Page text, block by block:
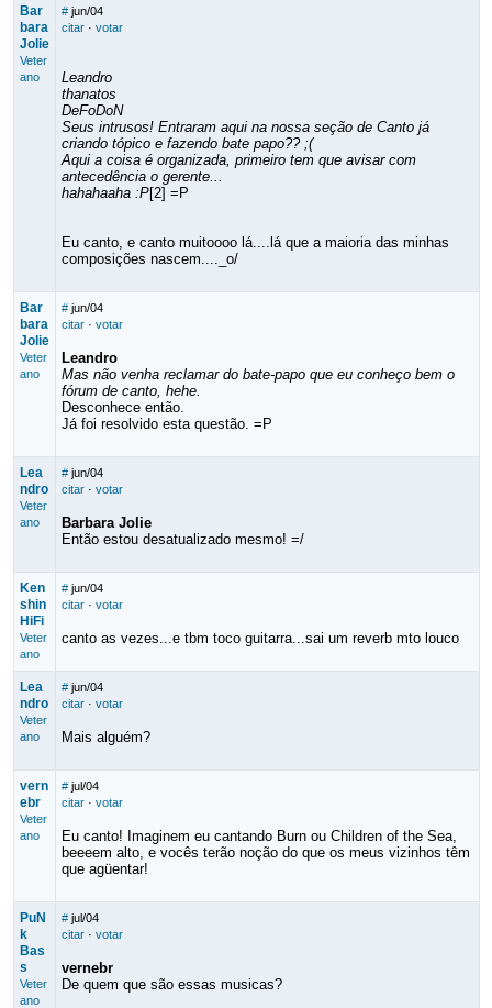
Bar
bara
Jolie
Veter
ano
# jun/04
citar· votar
Leandro
thanatos
DeFoDoN
Seus intrusos! Entraram aqui na nossa seção de Canto já
criando tópico e fazendo bate papo?? ;(
Aqui a coisa é organizada, primeiro tem que avisar com
antecedência o gerente...
hahahaaha :P[2] =P
Eu canto, e canto muitoooo lá....lá que a maioria das minhas
composições nascem...._o/
Bar
bara
Jolie
Veter
ano
# jun/04
citar· votar
Leandro
Mas não venha reclamar do bate-papo que eu conheço bem o
fórum de canto, hehe.
Desconhece então.
Já foi resolvido esta questão. =P
Lea
ndro
Veter
ano
# jun/04
citar· votar
Barbara Jolie
Então estou desatualizado mesmo! =/
Ken
shin
HiFi
Veter
ano
# jun/04
citar· votar
canto as vezes...e tbm toco guitarra...sai um reverb mto louco
Lea
ndro
Veter
ano
# jun/04
citar· votar
Mais alguém?
vern
ebr
Veter
ano
# jul/04
citar· votar
Eu canto! Imaginem eu cantando Burn ou Children of the Sea,
beeeem alto, e vocês terão noção do que os meus vizinhos têm
que agüentar!
PuN
k
Bas
s
Veter
ano
# jul/04
citar· votar
vernebr
De quem que são essas musicas?